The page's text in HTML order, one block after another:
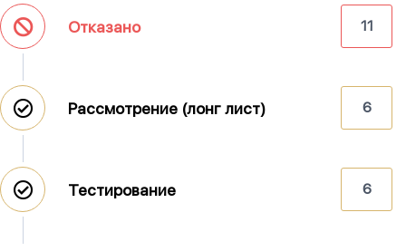
Отказано 11
Рассмотрение (лонг лист) 6
Тестирование 6